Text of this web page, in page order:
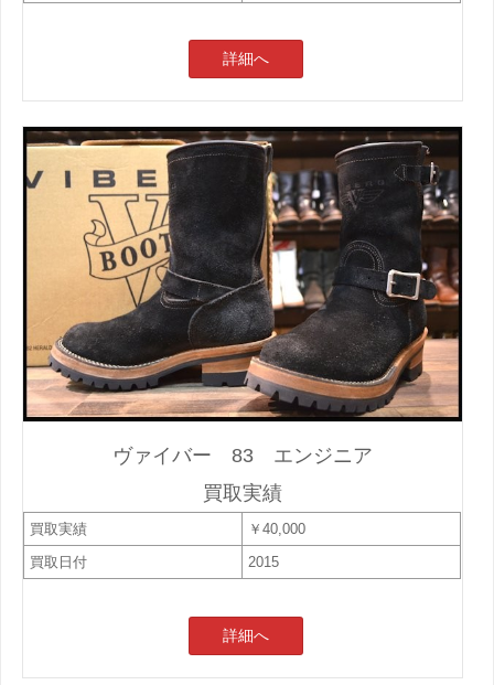
詳細へ
ヴァイバー 83 エンジニア
買取実績
買取実績
￥40,000
買取日付
2015
詳細へ